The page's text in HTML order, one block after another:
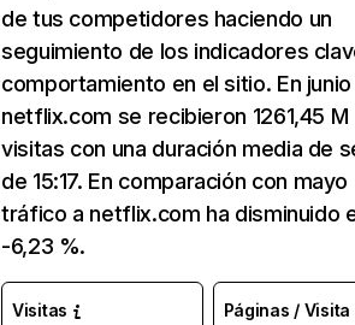
de tus competidores haciendo un
seguimiento de los indicadores
comportamiento en el sitio. En junio
netflix.com se recibieron 1261,45 M
visitas con una duración media de
de 15:17. En comparación con mayo
tráfico a netflix.com ha disminuido
-6,23 %.
Visitas Páginas / Visita